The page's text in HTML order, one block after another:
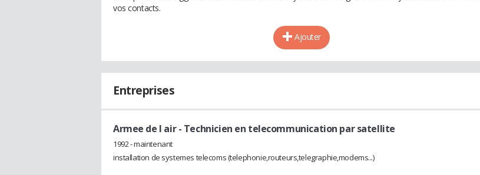
vos contacts.
Ajouter
Entreprises
Armee de l air- Technicien en telecommunication par satellite
1992 - maintenant
installation de systemes telecoms (telephonie,routeurs,telegraphie,modems...)